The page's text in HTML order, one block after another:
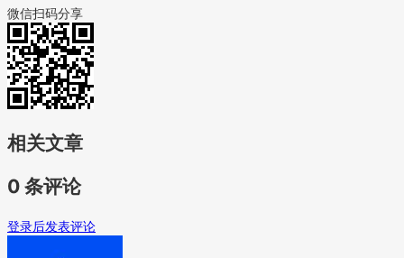
微信扫码分享
相关文章
0 条评论
登录后发表评论